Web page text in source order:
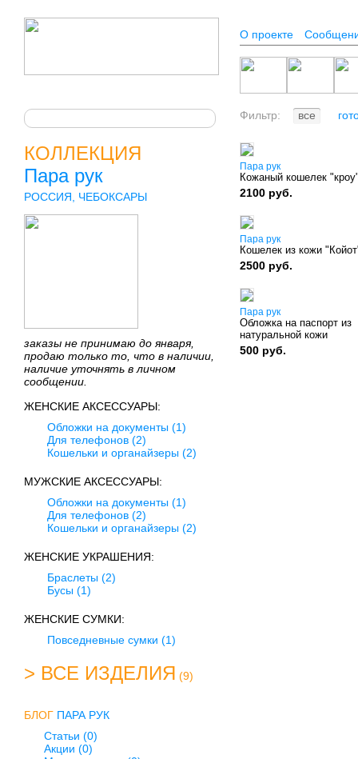
О проекте
КОЛЛЕКЦИЯ
Пара рук
РОССИЯ, ЧЕБОКСАРЫ
заказы не принимаю до января,
продаю только то, что в наличии,
наличие уточнять в личном
сообщении.
ЖЕНСКИЕ АКСЕССУАРЫ:
Обложки на документы (1)
Для телефонов (2)
Кошельки и органайзеры (2)
МУЖСКИЕ АКСЕССУАРЫ:
Обложки на документы (1)
Для телефонов (2)
Кошельки и органайзеры (2)
ЖЕНСКИЕ УКРАШЕНИЯ:
Браслеты (2)
Бусы (1)
ЖЕНСКИЕ СУМКИ:
Повседневные сумки (1)
> ВСЕ ИЗДЕЛИЯ (9)
БЛОГ ПАРА РУК
Статьи (0)
Акции (0)
Фильтр: все
Пара рук
Кожаный кошелек
2100 руб.
Пара рук
Кошелек из кожи
2500 руб.
Пара рук
Обложка на паспорт из
натуральной кожи
500 руб.